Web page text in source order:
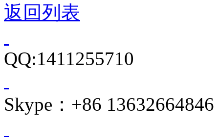
返回列表
QQ:1411255710
Skype：+86 13632664846